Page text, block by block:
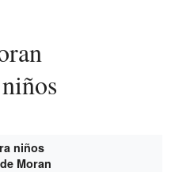
niños
Moran